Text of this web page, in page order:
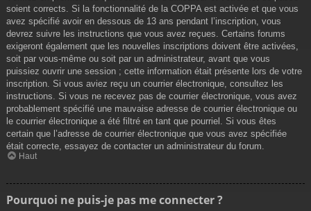
soient corrects. Si la fonctionnalité de la COPPA est activée et que vous
avez spécifié avoir en dessous de 13 ans pendant l’inscription, vous
devrez suivre les instructions que vous avez reçues. Certains forums
exigeront également que les nouvelles inscriptions doivent être activées,
soit par vous-même ou soit par un administrateur, avant que vous
puissiez ouvrir une session ; cette information était présente lors de votre
inscription. Si vous aviez reçu un courrier électronique, consultez les
instructions. Si vous ne recevez pas de courrier électronique, vous avez
probablement spécifié une mauvaise adresse de courrier électronique ou
le courrier électronique a été filtré en tant que pourriel. Si vous êtes
certain que l’adresse de courrier électronique que vous avez spécifiée
était correcte, essayez de contacter un administrateur du forum.
Haut
Pourquoi ne puis-je pas me connecter ?